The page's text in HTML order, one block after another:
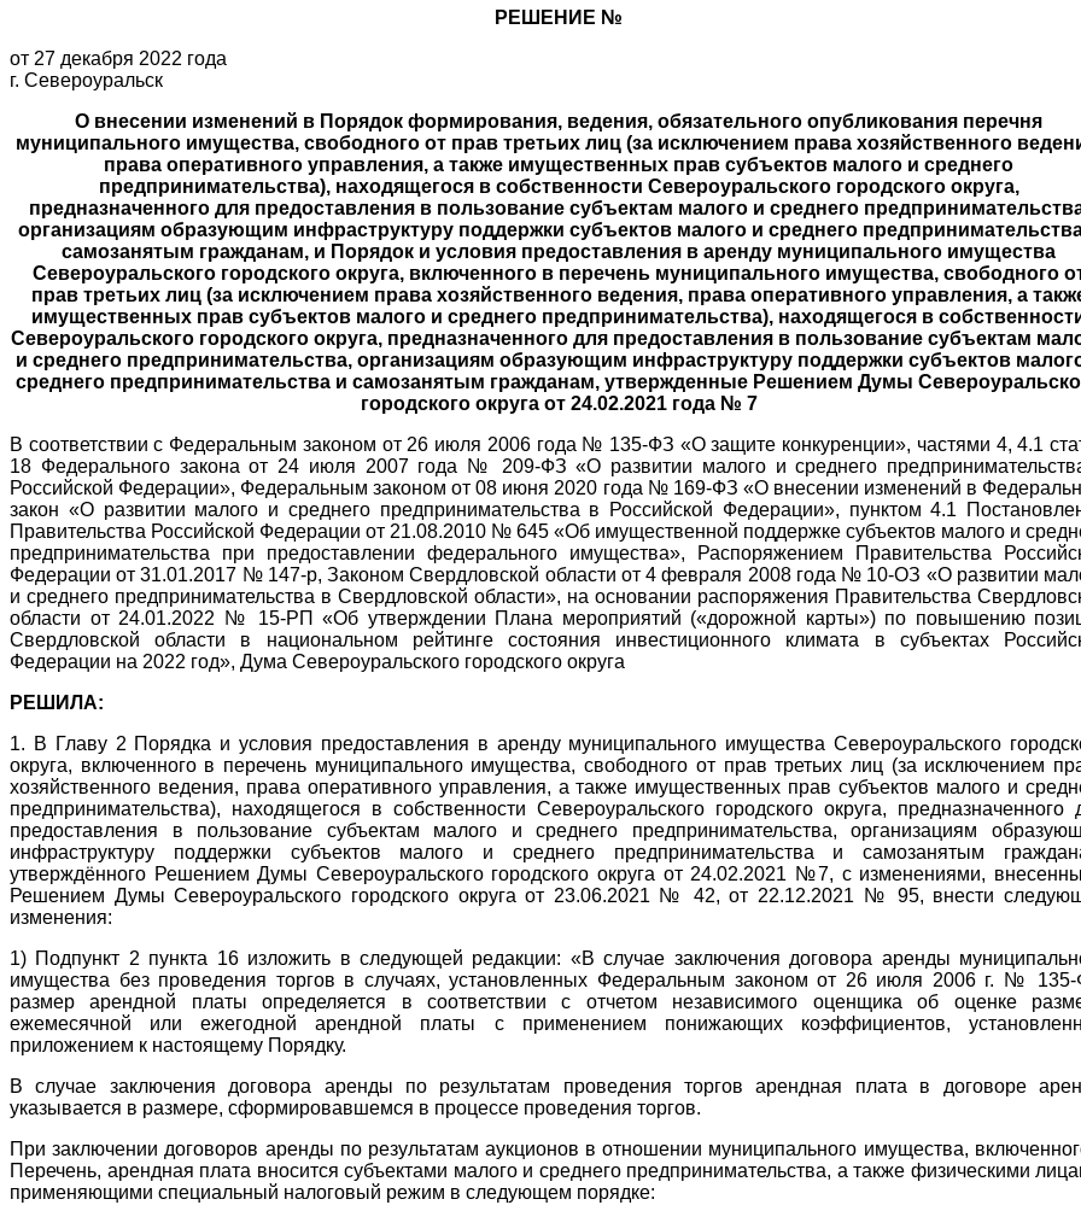
РЕШЕНИЕ №
от 27 декабря 2022 года
г. Североуральск
О внесении изменений в Порядок формирования, ведения, обязательного опубликования перечня
муниципального имущества, свободного от прав третьих лиц (за исключением права хозяйственного
права оперативного управления, а также имущественных прав субъектов малого и среднего
предпринимательства), находящегося в собственности Североуральского городского округа,
предназначенного для предоставления в пользование субъектам малого и среднего
организациям образующим инфраструктуру поддержки субъектов малого и среднего
самозанятым гражданам, и Порядок и условия предоставления в аренду муниципального имущества
Североуральского городского округа, включенного в перечень муниципального имущества, свободного
прав третьих лиц (за исключением права хозяйственного ведения, права оперативного управления, а
имущественных прав субъектов малого и среднего предпринимательства), находящегося в
Североуральского городского округа, предназначенного для предоставления в пользование субъектам
и среднего предпринимательства, организациям образующим инфраструктуру поддержки субъектов
среднего предпринимательства и самозанятым гражданам, утвержденные Решением Думы
городского округа от 24.02.2021 года № 7
В соответствии с Федеральным законом от 26 июля 2006 года № 135-ФЗ «О защите конкуренции», частями 4, 4.1
18 Федерального закона от 24 июля 2007 года № 209-ФЗ «О развитии малого и среднего
Российской Федерации», Федеральным законом от 08 июня 2020 года № 169-ФЗ «О внесении изменений в
закон «О развитии малого и среднего предпринимательства в Российской Федерации», пунктом 4.1
Правительства Российской Федерации от 21.08.2010 № 645 «Об имущественной поддержке субъектов малого и
предпринимательства при предоставлении федерального имущества», Распоряжением Правительства
Федерации от 31.01.2017 № 147-р, Законом Свердловской области от 4 февраля 2008 года № 10-ОЗ «О развитии
и среднего предпринимательства в Свердловской области», на основании распоряжения Правительства
области от 24.01.2022 № 15-РП «Об утверждении Плана мероприятий («дорожной карты») по повышению
Свердловской области в национальном рейтинге состояния инвестиционного климата в субъектах
Федерации на 2022 год», Дума Североуральского городского округа
РЕШИЛА:
1. В Главу 2 Порядка и условия предоставления в аренду муниципального имущества Североуральского
округа, включенного в перечень муниципального имущества, свободного от прав третьих лиц (за исключением
хозяйственного ведения, права оперативного управления, а также имущественных прав субъектов малого и
предпринимательства), находящегося в собственности Североуральского городского округа, предназначенного
предоставления в пользование субъектам малого и среднего предпринимательства, организациям
инфраструктуру поддержки субъектов малого и среднего предпринимательства и самозанятым
утверждённого Решением Думы Североуральского городского округа от 24.02.2021 №7, с изменениями,
Решением Думы Североуральского городского округа от 23.06.2021 № 42, от 22.12.2021 № 95, внести
изменения:
1) Подпункт 2 пункта 16 изложить в следующей редакции: «В случае заключения договора аренды
имущества без проведения торгов в случаях, установленных Федеральным законом от 26 июля 2006 г. №
размер арендной платы определяется в соответствии с отчетом независимого оценщика об оценке
ежемесячной или ежегодной арендной платы с применением понижающих коэффициентов,
приложением к настоящему Порядку.
В случае заключения договора аренды по результатам проведения торгов арендная плата в договоре
указывается в размере, сформировавшемся в процессе проведения торгов.
При заключении договоров аренды по результатам аукционов в отношении муниципального имущества,
Перечень, арендная плата вносится субъектами малого и среднего предпринимательства, а также физическими
применяющими специальный налоговый режим в следующем порядке: